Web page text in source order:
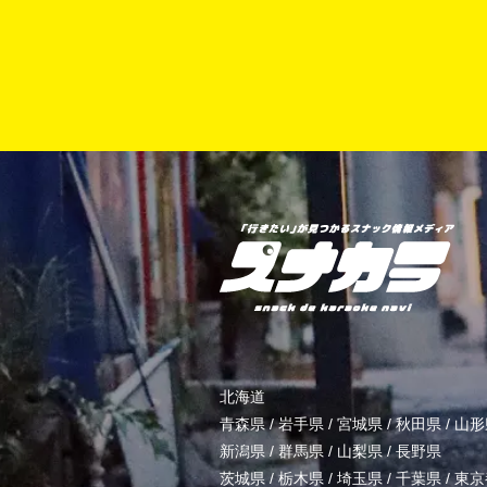
北海道
青森県/岩手県 / 宮城県 /秋田県 /山
新潟県 / 群馬県 / 山梨県/長野県
茨城県 / 栃木県 / 埼玉県/ 千葉県 /東